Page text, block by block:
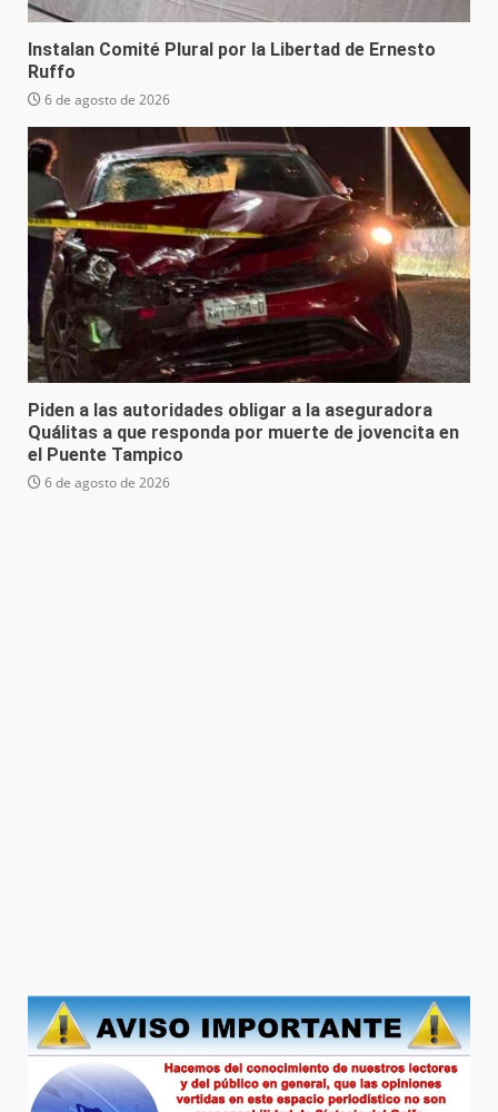
Instalan Comité Plural por la Libertad de Ernesto
Ruffo
6 de agosto de 2026
Piden a las autoridades obligar a la aseguradora
Quálitas a que responda por muerte de jovencita en
el Puente Tampico
6 de agosto de 2026